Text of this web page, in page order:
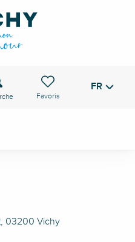
Voir les favoris FR
03200 Vichy